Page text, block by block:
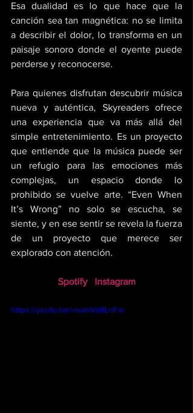
Esa dualidad es lo que hace que la
canción sea tan magnética: no se limita
a describir el dolor, lo transforma en un
paisaje sonoro donde el oyente puede
perderse y reconocerse.
Para quienes disfrutan descubrir música
nueva y auténtica, Skyreaders ofrece
una experiencia que va más allá del
simple entretenimiento. Es un proyecto
que entiende que la música puede ser
un refugio para las emociones más
complejas, un espacio donde lo
prohibido se vuelve arte. “Even When
It’s Wrong” no solo se escucha, se
siente, y en ese sentir se revela la fuerza
de un proyecto que merece ser
explorado con atención.
Spotify Instagram
https://youtu.be/-numVa8LnFw